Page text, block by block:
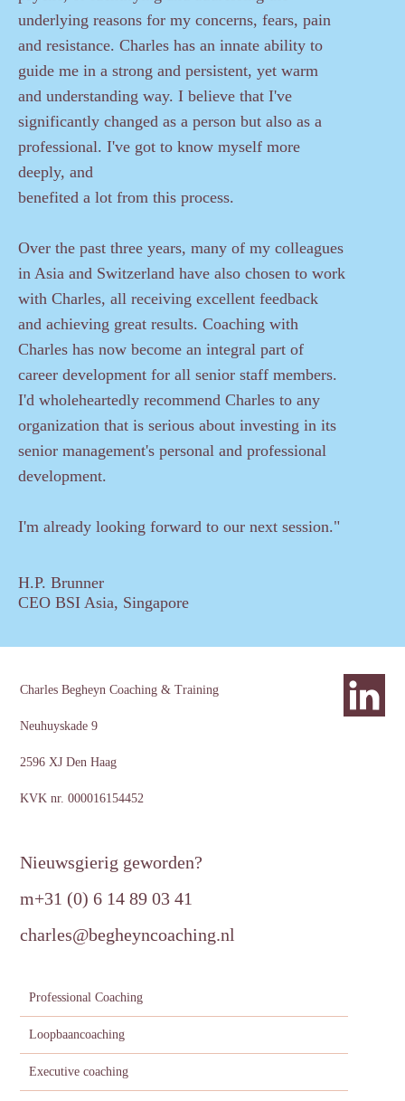
underlying reasons for my concerns, fears, pain
and resistance. Charles has an innate ability to
guide me in a strong and persistent, yet warm
and understanding way. I believe that I've
significantly changed as a person but also as a
professional. I've got to know myself more
deeply, and
benefited a lot from this process.
Over the past three years, many of my colleagues
in Asia and Switzerland have also chosen to work
with Charles, all receiving excellent feedback
and achieving great results. Coaching with
Charles has now become an integral part of
career development for all senior staff members.
I'd wholeheartedly recommend Charles to any
organization that is serious about investing in its
senior management's personal and professional
development.
I'm already looking forward to our next session."
H.P. Brunner
CEO BSI Asia, Singapore
Charles Begheyn Coaching & Training
Neuhuyskade 9
2596 XJ Den Haag
KVK nr. 000016154452
Nieuwsgierig geworden?
m+31 (0) 6 14 89 03 41
charles@begheyncoaching.nl
Professional Coaching
Loopbaancoaching
Executive coaching